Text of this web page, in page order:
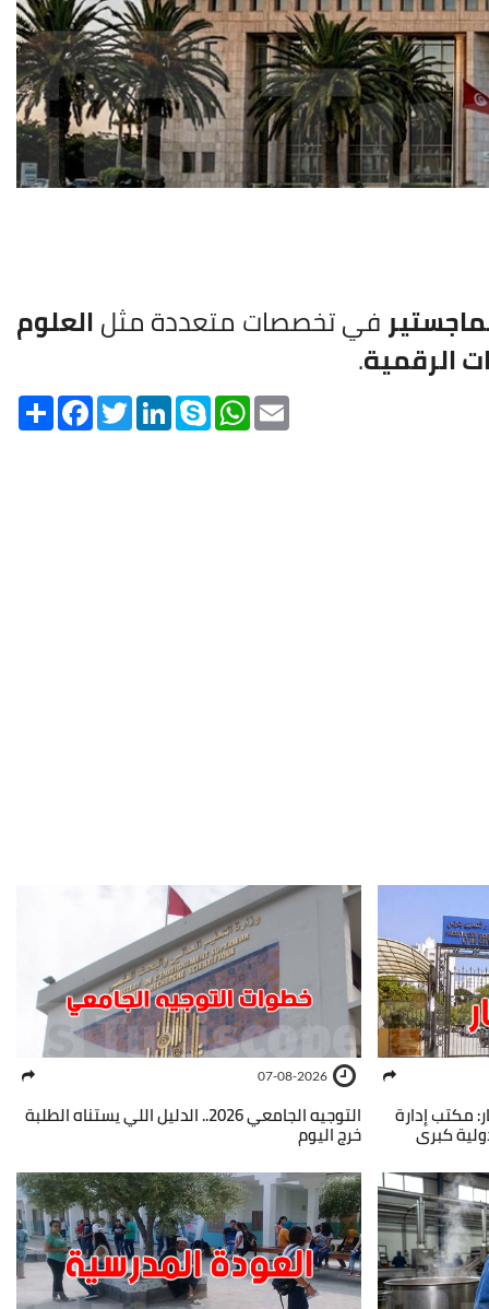
في تخصصات متعددة مثلالعلوم
الرقمية.
Share FacebookTwitterLinkedInSkype WhatsApp
مكتب إدارة
07-08-2026
التوجيه الجامعي 2026.. الدليل اللي يستناه الطلبة
خرج اليوم